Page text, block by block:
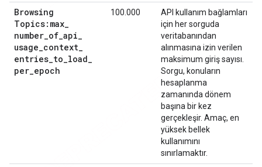
Browsing
Topics:max
number of api
usage context
entries to load
per epoch
100.000
API kullanım bağlamları
için her sorguda
veritabanından
alınmasına izin verilen
maksimum giriş sayısı.
Sorgu, konuların
hesaplanma
zamanında dönem
başına bir kez
gerçekleşir. Amaç, en
yüksek bellek
kullanımını
sınırlamaktır.